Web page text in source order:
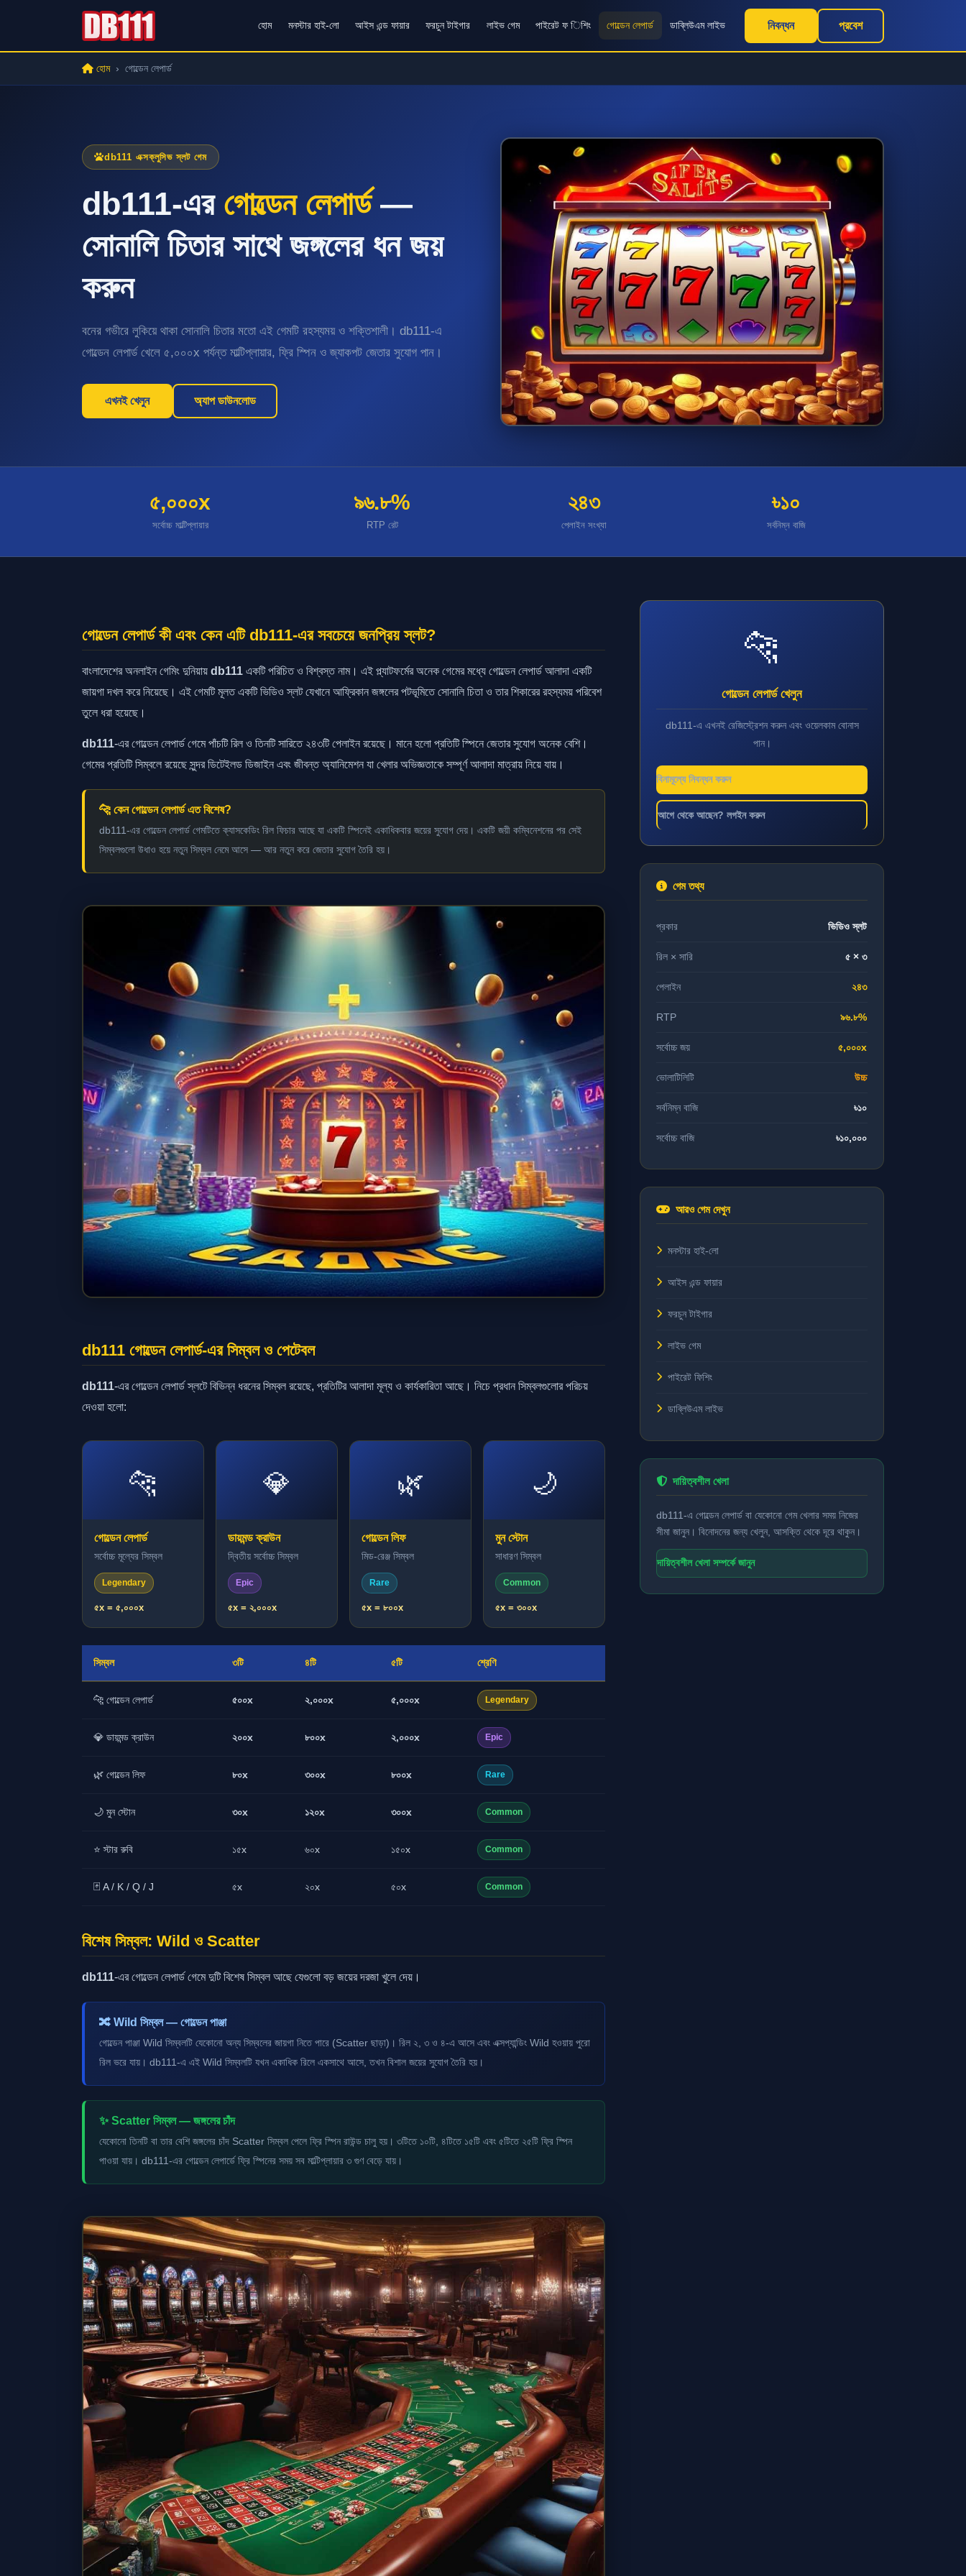
হোম মনস্টার হাই-লো আইস এন্ড ফায়ার ফরচুন টাইগার লাইভ গেম পাইরেট ফ িশিং গোল্ডেন লেপার্ড ডাব্লিউএম লাইভ নিবন্ধন প্রবেশ
হোম গোল্ডেন লেপার্ড
db111 এক্সক্লুসিভ স্লট গেম
db111-এর গোল্ডেন লেপার্ড—
সোনালি চিতার সাথে জঙ্গলের ধন জয়
করুন
বনের গভীরে লুকিয়ে থাকা সোনালি চিতার মতো এই গেমটি রহস্যময় ও শক্তিশালী। db111-এ
গোল্ডেন লেপার্ড খেলে ৫,০০০x পর্যন্ত মাল্টিপ্লায়ার, ফ্রি স্পিন ও জ্যাকপট জেতার সুযোগ পান।
এখনই খেলুন অ্যাপ ডাউনলোড
৫,০০০x
সর্বোচ্চ মাল্টিপ্লায়ার
৯৬.৮%
RTP রেট
২৪৩
পেলাইন সংখ্যা
৳১০
সর্বনিম্ন বাজি
গোল্ডেন লেপার্ড কী এবং কেন এটি db111-এর সবচেয়ে জনপ্রিয় স্লট?
বাংলাদেশের অনলাইন গেমিং দুনিয়ায় db111 একটি পরিচিত ও বিশ্বস্ত নাম। এই প্ল্যাটফর্মের অনেক গেমের মধ্যে গোল্ডেন লেপার্ড আলাদা একটি
জায়গা দখল করে নিয়েছে। এই গেমটি মূলত একটি ভিডিও স্লট যেখানে আফ্রিকান জঙ্গলের পটভূমিতে সোনালি চিতা ও তার শিকারের রহস্যময় পরিবেশ
তুলে ধরা হয়েছে।
db111-এর গোল্ডেন লেপার্ড গেমে পাঁচটি রিল ও তিনটি সারিতে ২৪৩টি পেলাইন রয়েছে। মানে হলো প্রতিটি স্পিনে জেতার সুযোগ অনেক বেশি।
গেমের প্রতিটি সিম্বলে রয়েছে সুন্দর ডিটেইলড ডিজাইন এবং জীবন্ত অ্যানিমেশন যা খেলার অভিজ্ঞতাকে সম্পূর্ণ আলাদা মাত্রায় নিয়ে যায়।
🐆 কেন গোল্ডেন লেপার্ড এত বিশেষ?
db111-এর গোল্ডেন লেপার্ড গেমটিতে ক্যাসকেডিং রিল ফিচার আছে যা একটি স্পিনেই একাধিকবার জয়ের সুযোগ দেয়। একটি জয়ী কম্বিনেশনের পর সেই
সিম্বলগুলো উধাও হয়ে নতুন সিম্বল নেমে আসে — আর নতুন করে জেতার সুযোগ তৈরি হয়।
db111 গোল্ডেন লেপার্ড-এর সিম্বল ও পেটেবল
db111-এর গোল্ডেন লেপার্ড স্লটে বিভিন্ন ধরনের সিম্বল রয়েছে, প্রতিটির আলাদা মূল্য ও কার্যকারিতা আছে। নিচে প্রধান সিম্বলগুলোর পরিচয়
দেওয়া হলো:
🐆
গোল্ডেন লেপার্ড
সর্বোচ্চ মূল্যের সিম্বল
Legendary
৫x = ৫,০০০x
💎
ডায়মন্ড ক্রাউন
দ্বিতীয় সর্বোচ্চ সিম্বল
Epic
৫x = ২,০০০x
🌿
গোল্ডেন লিফ
মিড-রেঞ্জ সিম্বল
Rare
৫x = ৮০০x
🌙
মুন স্টোন
সাধারণ সিম্বল
Common
৫x = ৩০০x
সিম্বল ৩টি ৪টি ৫টি শ্রেণি
🐆 গোল্ডেন লেপার্ড ৫০০x ২,০০০x ৫,০০০x Legendary
💎 ডায়মন্ড ক্রাউন ২০০x ৮০০x ২,০০০x Epic
🌿 গোল্ডেন লিফ ৮০x ৩০০x ৮০০x Rare
🌙 মুন স্টোন ৩০x ১২০x ৩০০x Common
⭐ স্টার রুবি ১৫x ৬০x ১৫০x Common
🃏 A / K / Q / J ৫x ২০x ৫০x Common
বিশেষ সিম্বল: Wild ও Scatter
db111-এর গোল্ডেন লেপার্ড গেমে দুটি বিশেষ সিম্বল আছে যেগুলো বড় জয়ের দরজা খুলে দেয়।
🔀 Wild সিম্বল — গোল্ডেন পাঞ্জা
গোল্ডেন পাঞ্জা Wild সিম্বলটি যেকোনো অন্য সিম্বলের জায়গা নিতে পারে (Scatter ছাড়া)। রিল ২, ৩ ও ৪-এ আসে এবং এক্সপ্যান্ডিং Wild হওয়ায় পুরো
রিল ভরে যায়। db111-এ এই Wild সিম্বলটি যখন একাধিক রিলে একসাথে আসে, তখন বিশাল জয়ের সুযোগ তৈরি হয়।
✨ Scatter সিম্বল — জঙ্গলের চাঁদ
যেকোনো তিনটি বা তার বেশি জঙ্গলের চাঁদ Scatter সিম্বল পেলে ফ্রি স্পিন রাউন্ড চালু হয়। ৩টিতে ১০টি, ৪টিতে ১৫টি এবং ৫টিতে ২৫টি ফ্রি স্পিন
পাওয়া যায়। db111-এর গোল্ডেন লেপার্ডে ফ্রি স্পিনের সময় সব মাল্টিপ্লায়ার ৩ গুণ বেড়ে যায়।
🐆
গোল্ডেন লেপার্ড খেলুন
db111-এ এখনই রেজিস্ট্রেশন করুন এবং ওয়েলকাম বোনাস
পান।
বিনামূল্যে নিবন্ধন করুন
আগে থেকে আছেন? লগইন করুন
গেম তথ্য
প্রকার ভিডিও স্লট
রিল × সারি ৫ × ৩
পেলাইন ২৪৩
RTP ৯৬.৮%
সর্বোচ্চ জয় ৫,০০০x
ভোলাটিলিটি উচ্চ
সর্বনিম্ন বাজি ৳১০
সর্বোচ্চ বাজি ৳১০,০০০
আরও গেম দেখুন
মনস্টার হাই-লো
আইস এন্ড ফায়ার
ফরচুন টাইগার
লাইভ গেম
পাইরেট ফিশিং
ডাব্লিউএম লাইভ
দায়িত্বশীল খেলা
db111-এ গোল্ডেন লেপার্ড বা যেকোনো গেম খেলার সময় নিজের
সীমা জানুন। বিনোদনের জন্য খেলুন, আসক্তি থেকে দূরে থাকুন।
দায়িত্বশীল খেলা সম্পর্কে জানুন